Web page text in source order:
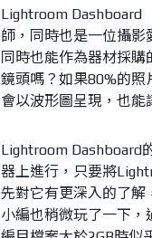
Lightroom Dashboard
師，同時也是一位攝影
同時也能作為器材採
鏡頭嗎？如果80%的照
會以波形圖呈現，也能
Lightroom Dashboard
器上進行，只要將
先對它有更深入的了解
小編也稍微玩了一下